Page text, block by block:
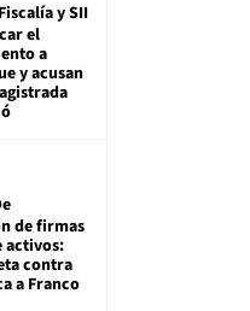
Fiscalía y SII
el
a
y acusan
de firmas
activos:
contra
a Franco